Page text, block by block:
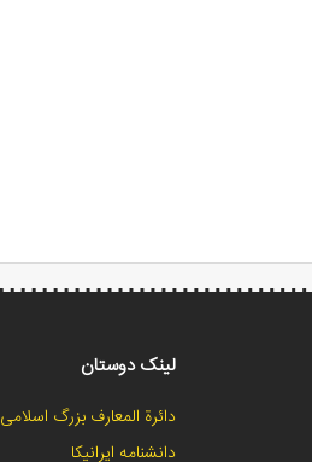
لینک دوستان
دائرة المعارف بزرگ اسلامی
دانشنامه ایرانیکا